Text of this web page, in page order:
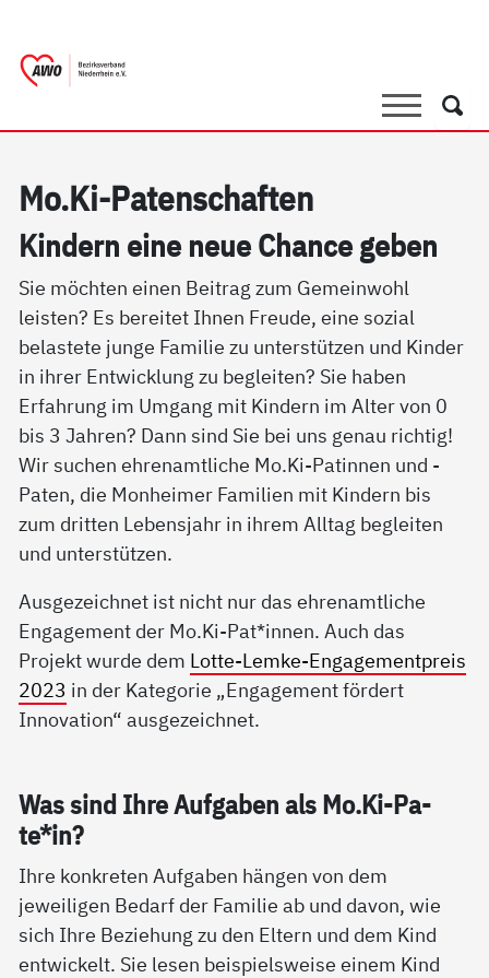
SucheSuche
Mo.Ki-Pa­ten­schaf­ten
Kin­dern ei­ne neue Chan­ce ge­ben
Sie möchten einen Beitrag zum Gemeinwohl
leisten? Es bereitet Ihnen Freude, eine sozial
belastete junge Familie zu unterstützen und Kinder
in ihrer Entwicklung zu begleiten? Sie haben
Erfahrung im Umgang mit Kindern im Alter von 0
bis 3 Jahren? Dann sind Sie bei uns genau richtig!
Wir suchen ehrenamtliche Mo.Ki-Patinnen und -
Paten, die Monheimer Familien mit Kindern bis
zum dritten Lebensjahr in ihrem Alltag begleiten
und unterstützen.
Ausgezeichnet ist nicht nur das ehrenamtliche
Engagement der Mo.Ki-Pat*innen. Auch das
Projekt wurde dem Lotte-Lemke-Engagementpreis
2023 in der Kategorie „Engagement fördert
Innovation“ ausgezeichnet.
Was sind Ih­re Auf­ga­ben als Mo.Ki-Pa­
te*in?
Ihre konkreten Aufgaben hängen von dem
jeweiligen Bedarf der Familie ab und davon, wie
sich Ihre Beziehung zu den Eltern und dem Kind
entwickelt. Sie lesen beispielsweise einem Kind